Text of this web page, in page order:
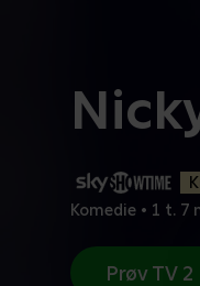
Komedie • 1 t. 7
Prøv TV 2